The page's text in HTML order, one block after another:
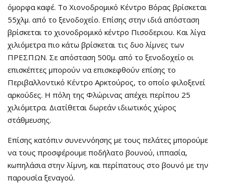
όμορφα καφέ. Το Χιονοδρομικό Κέντρο Βόρας βρίσκεται
55χλμ. από το ξενοδοχείο. Επίσης στην ιδιά απόσταση
βρίσκεται το χιονοδρομικό κέντρο Πισοδεριου. Και λίγα
χιλιόμετρα πιο κάτω βρίσκεται τις δυο λίμνες των
ΠΡΕΣΠΩΝ. Σε απόσταση 500μ. από το ξενοδοχείο οι
επισκέπτες μπορούν να επισκεφθούν επίσης το
Περιβαλλοντικό Κέντρο Αρκτούρος, το οποίο φιλοξενεί
αρκούδες. Η πόλη της Φλώρινας απέχει περίπου 25
χιλιόμετρα. Διατίθεται δωρεάν ιδιωτικός χώρος
στάθμευσης.
Επίσης κατόπιν συνεννόησης με τους πελάτες μπορούμε
να τους προσφέρουμε ποδήλατο βουνού, ιππασία,
κωπηλάσια στην λίμνη, και περίπατους στο βουνό με την
παρουσία ξεναγού.